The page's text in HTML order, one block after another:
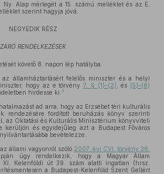
Alap mérlegét a 15. számú melléklet és az E.
szerint hagyja jóvá.
NEGYEDIK RÉSZ
ZÁRÓ RENDELKEZÉSEK
követő 8. napon lép hatályba.
az államháztartásért felelős miniszter és a helyi
hogy az e törvény7. § (1)–(2) , és (5)–(8)
hirdesse ki. 3
ad arra, hogy az Erzsébet téri kulturális
rendezésére fordított beruházás könyv szerinti
az Oktatási és Kulturális Minisztérium könyvviteli
kerüljön és egyidejűleg azt a Budapest Főváros
bevételezze.
állami vagyonról szóló 2007. évi CVI. törvény 36.
úgy rendelkezik, hogy a Magyar Állam
XI. Kelenföldi út 39. szám alatti ingatlan (hrsz.
a Budapest-Kelenföld Szent Gellért